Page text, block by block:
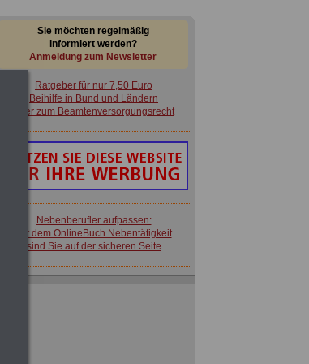
Sie möchten regelmäßig
informiert werden?
Anmeldung zum Newsletter
Ratgeber für nur 7,50 Euro
Beihilfe in Bund und Ländern
oder zum Beamtenversorgungsrecht
Nebenberufler aufpassen:
mit dem OnlineBuch Nebentätigkeit
sind Sie auf der sicheren Seite